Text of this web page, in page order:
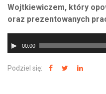
Wojtkiewiczem, który
oraz prezentowanych
plików
dźwiękowych
00:00
Podziel się: